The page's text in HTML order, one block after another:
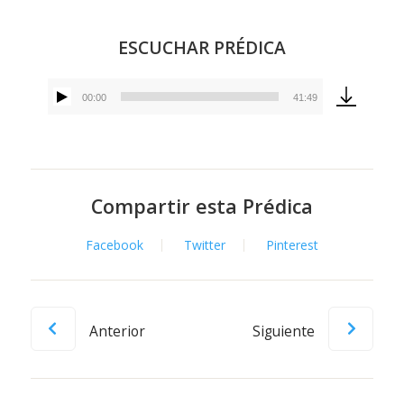
ESCUCHAR PRÉDICA
Reproductor
00:00 41:49
Compartir esta Prédica
Facebook Twitter Pinterest
Anterior Siguiente